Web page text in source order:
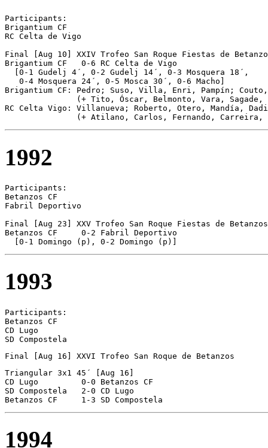
Participants:
Brigantium CF
RC Celta de Vigo
Final [Aug 10] XXIV Trofeo San Roque Fiestas de
Brigantium CF	0-6 RC Celta de Vigo
  [0-1 Gudelj 4´, 0-2 Gudelj 14´, 0-3 Mosquera 18´,
   0-4 Mosquera 24´, 0-5 Mosca 30´, 0-6 Macho]
Brigantium CF: Pedro; Suso, Villa, Enri, Pampín;
(+ Tito, Óscar, Belmonto, Vara,
RC Celta Vigo: Villanueva; Roberto, Otero, Mandía,
(+ Atilano, Carlos, Fernando, Carreira,
1992
Participants:
Betanzos CF
Fabril Deportivo
Final [Aug 23] XXV Trofeo San Roque Fiestas de Betanzos
Betanzos CF	0-2 Fabril Deportivo
  [0-1 Domingo (p), 0-2 Domingo (p)]
1993
Participants:
Betanzos CF
CD Lugo
SD Compostela
Final [Aug 16] XXVI Trofeo San Roque de Betanzos
Triangular 3x1 45´ [Aug 16]
CD Lugo		0-0 Betanzos CF
SD Compostela	2-0 CD Lugo
Betanzos CF	1-3 SD Compostela
1994